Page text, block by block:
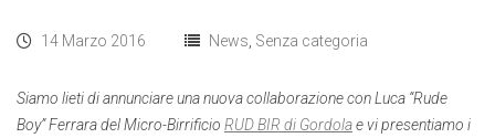
14 Marzo 2016 News Senza categoria
Siamo lieti di annunciare una nuova collaborazione con Luca “Rude
Boy” Ferrara del Micro-Birrificio RUD BIR di Gordolae vi presentiamo i